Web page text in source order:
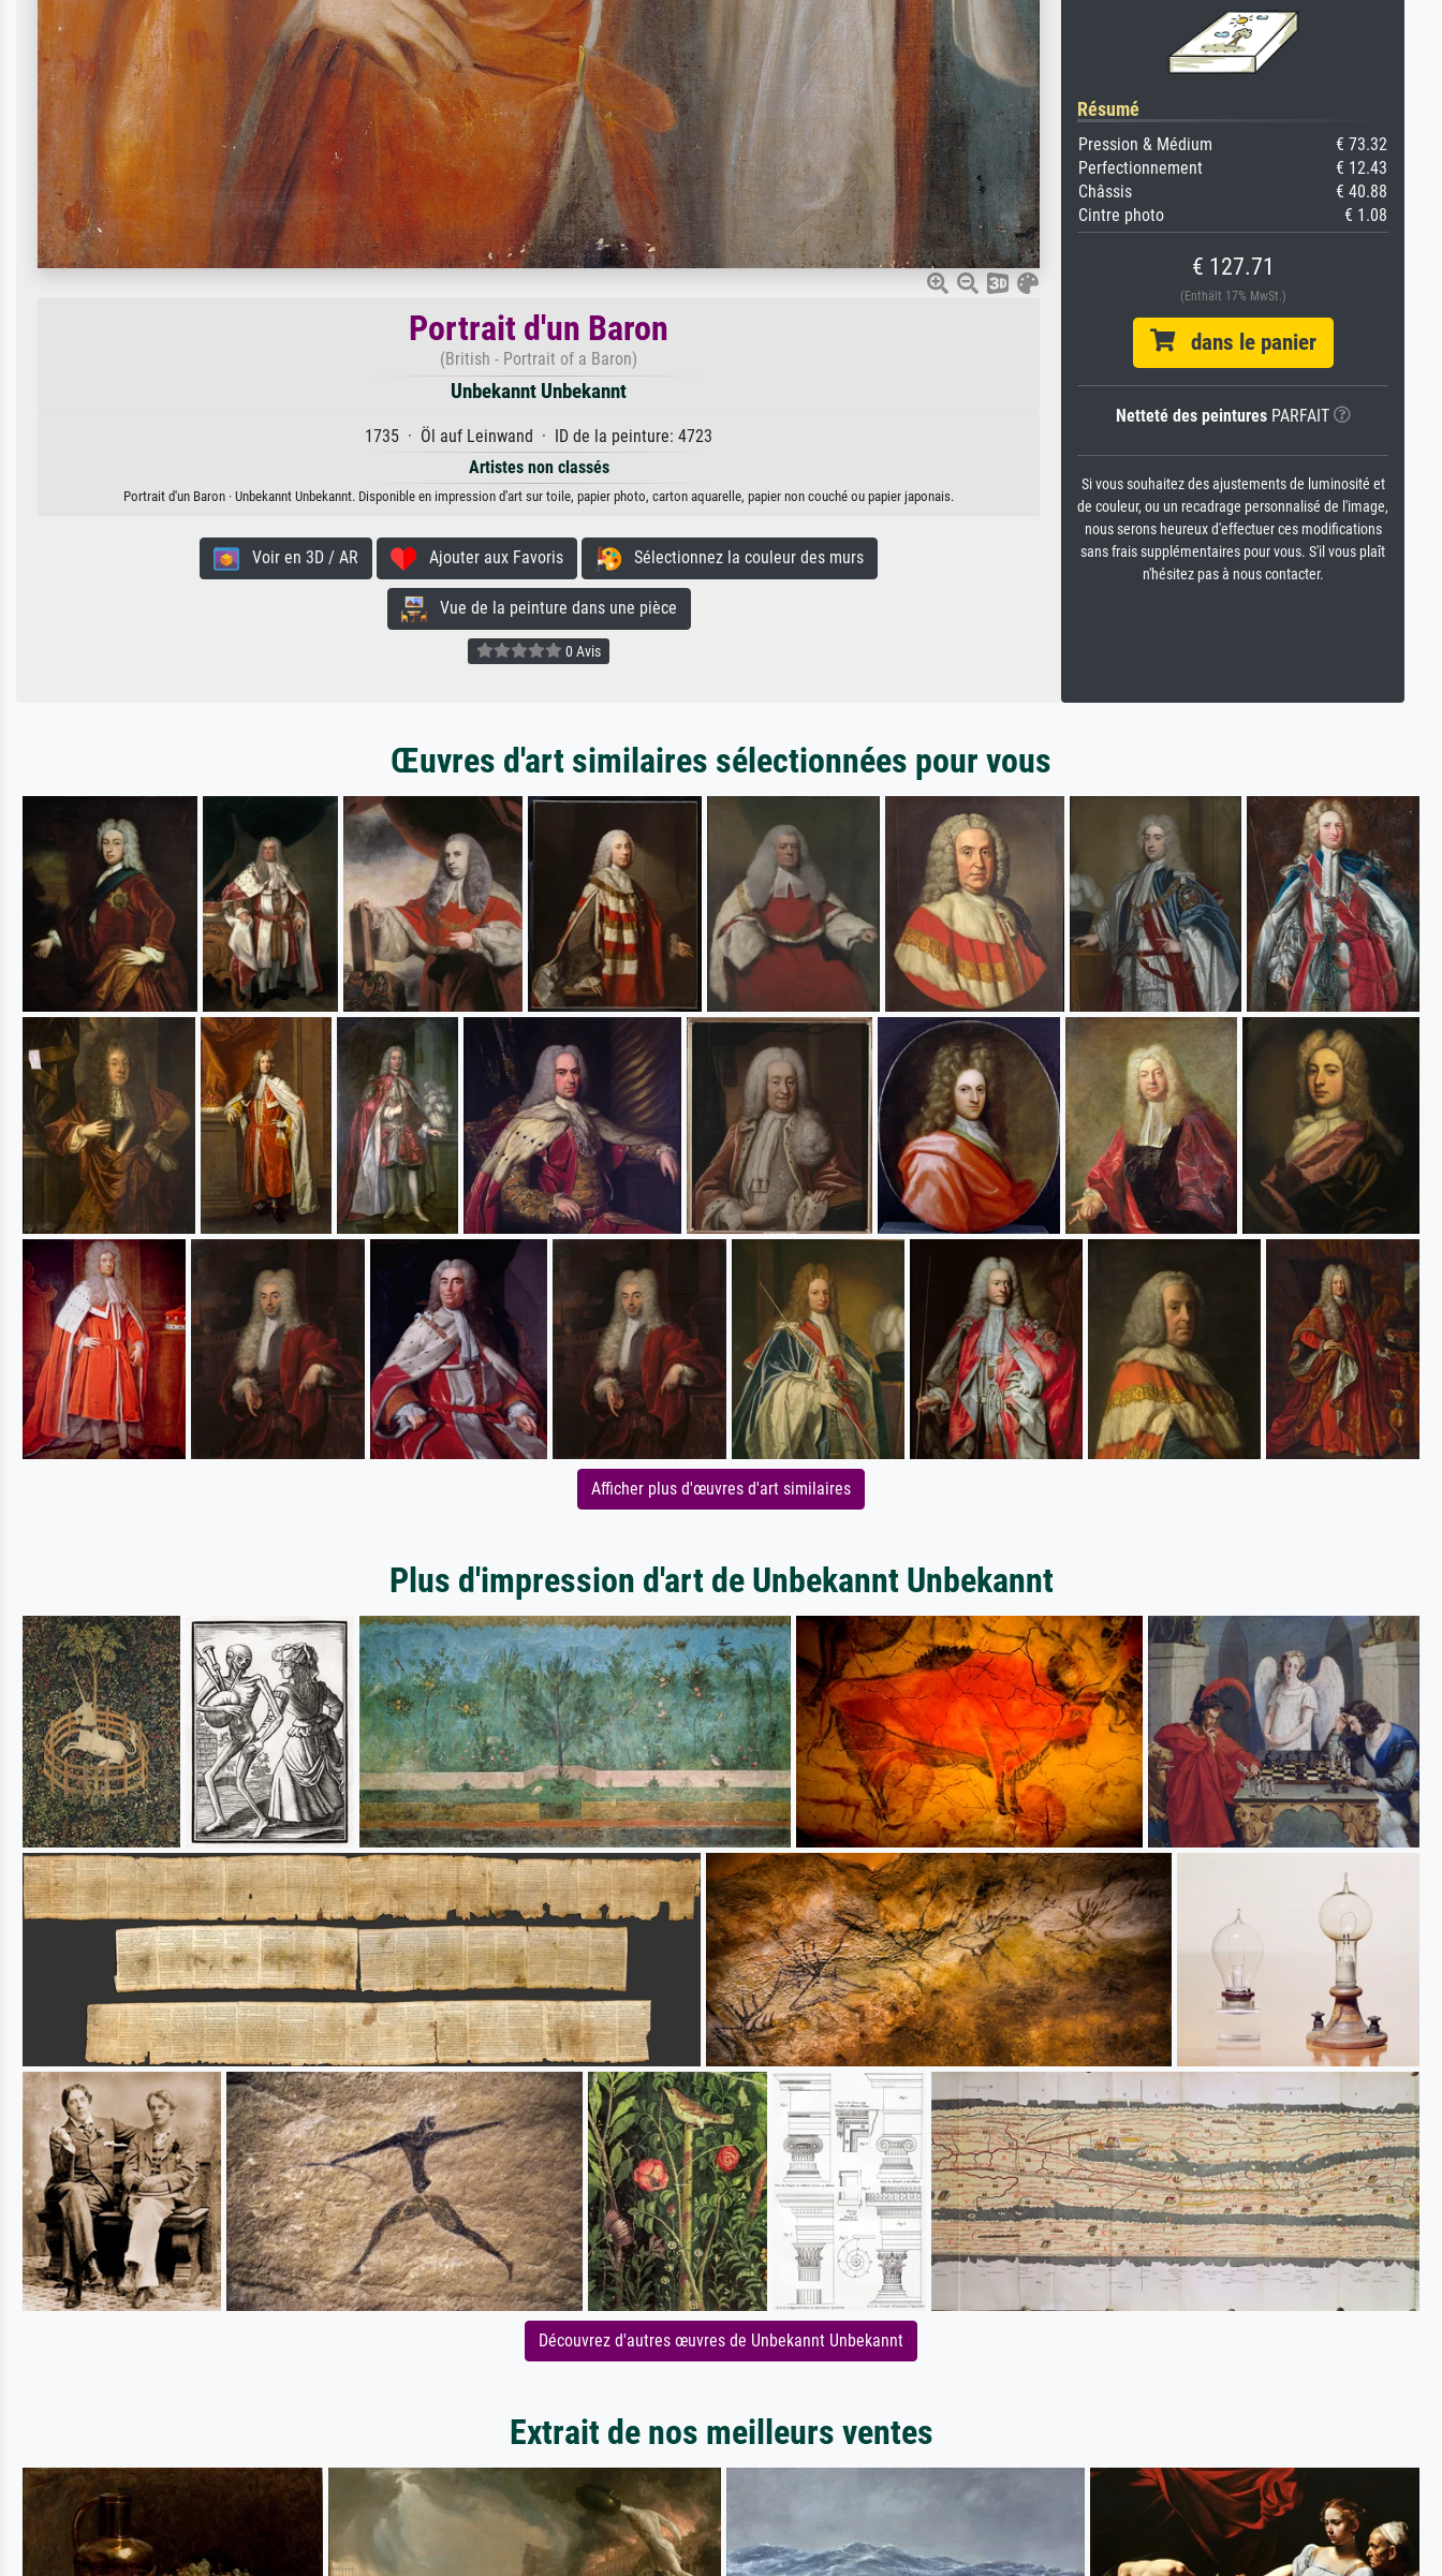
Portrait d'un Baron
(British - Portrait of a Baron)
Unbekannt Unbekannt
1735 · Öl auf Leinwand · ID de la peinture: 4723
Artistes non classés
Portrait d'un Baron · Unbekannt Unbekannt. Disponible en impression d'art sur toile, papier photo, carton aquarelle, papier non couché ou papier japonais.
Voir en 3D / AR Ajouter aux Favoris Sélectionnez la couleur des murs
Vue de la peinture dans une pièce
0 Avis
Résumé
Pression & Médium
€ 73.32
Perfectionnement
€ 12.43
Châssis
€ 40.88
Cintre photo
€ 1.08
€ 127.71
(Enthält 17% MwSt.)
dans le panier
Netteté des peinturesPARFAIT
Si vous souhaitez des ajustements de luminosité et
de couleur, ou un recadrage personnalisé de l'image,
nous serons heureux d'effectuer ces modifications
sans frais supplémentaires pour vous. S'il vous plaît
n'hésitez pas à nous contacter.
Œuvres d'art similaires sélectionnées pour vous
Afficher plus d'œuvres d'art similaires
Plus d'impression d'art de Unbekannt Unbekannt
Découvrez d'autres œuvres de Unbekannt Unbekannt
Extrait de nos meilleurs ventes